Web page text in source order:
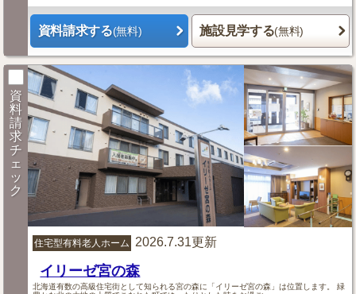
資料請求する(無料) 施設見学する(無料)
資
料
請
求
チ
ェ
ッ
ク
住宅型有料老人ホーム 2026.7.31更新
イリーゼ宮の森
北海道有数の高級住宅街として知られる宮の森に「イリーゼ宮の森」は位置します。 緑